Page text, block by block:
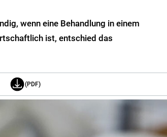
wenn eine Behandlung in einem
ist, entschied das
(PDF)